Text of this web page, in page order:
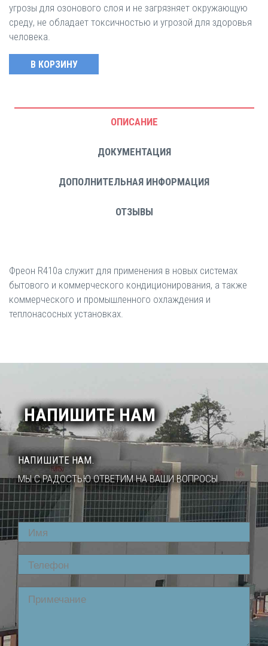
угрозы для озонового слоя и не загрязняет окружающую
среду, не обладает токсичностью и угрозой для здоровья
человека.
ОПИСАНИЕ
ДОКУМЕНТАЦИЯ
ДОПОЛНИТЕЛЬНАЯ ИНФОРМАЦИЯ
ОТЗЫВЫ
Фреон R410a служит для применения в новых системах
бытового и коммерческого кондиционирования, а также
коммерческого и промышленного охлаждения и
теплонасосных установках.
НАПИШИТЕ НАМ
НАПИШИТЕ НАМ.
МЫ С РАДОСТЬЮ ОТВЕТИМ НА ВАШИ ВОПРОСЫ.
Name
Phone
Comment